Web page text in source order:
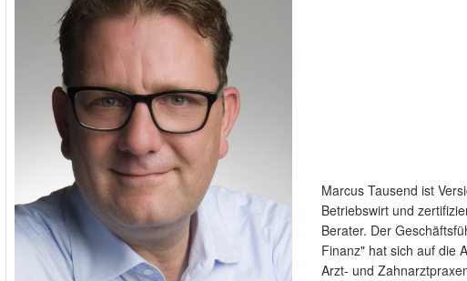
Marcus Tausend ist
Betriebswirt und
Berater. Der
Finanz" hat sich auf die
Arzt- und